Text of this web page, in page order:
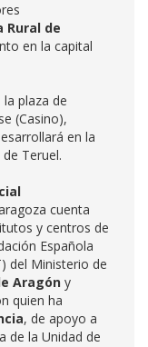
Rural de
en la capital
plaza de
(Casino),
en la
Teruel.
cuenta
y centros de
Española
del Ministerio de
Aragón y
quien ha
, de apoyo a
de la Unidad de